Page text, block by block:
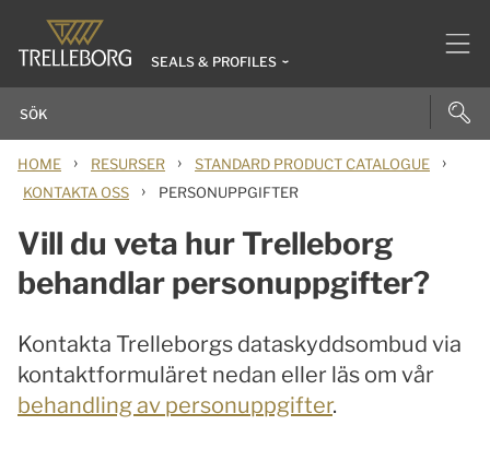
SEALS & PROFILES
HOME › RESURSER › STANDARD PRODUCT CATALOGUE ›
KONTAKTA OSS › PERSONUPPGIFTER
Vill du veta hur Trelleborg
behandlar personuppgifter?
Kontakta Trelleborgs dataskyddsombud via
kontaktformuläret nedan eller läs om vår
behandling av personuppgifter.